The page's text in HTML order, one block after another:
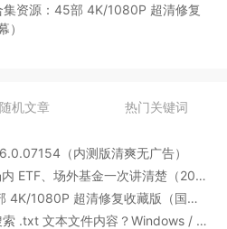
集资源：45部 4K/1080P 超清修复
）
随机文章 热门关键词
（内测版清爽无广告）
纳指和标普500怎么买：场内 ETF、场外基金一次讲清楚（2026 最新版）
周星驰电影合集资源：45部 4K/1080P 超清修复收藏版（国粤双语/中文字幕）
不装任何软件，如何全盘搜索 .txt 文本文件内容？Windows / Linux / macOS 的命令行指南